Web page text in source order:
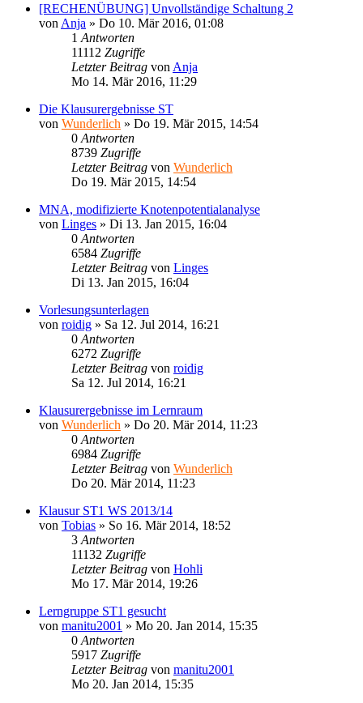
[RECHENÜBUNG] Unvollständige Schaltung 2
von Anja » Do 10. Mär 2016, 01:08
1 Antworten
11112 Zugriffe
Letzter Beitrag von Anja
Mo 14. Mär 2016, 11:29
Die Klausurergebnisse ST
von Wunderlich » Do 19. Mär 2015, 14:54
0 Antworten
8739 Zugriffe
Letzter Beitrag von Wunderlich
Do 19. Mär 2015, 14:54
MNA, modifizierte Knotenpotentialanalyse
von Linges » Di 13. Jan 2015, 16:04
0 Antworten
6584 Zugriffe
Letzter Beitrag von Linges
Di 13. Jan 2015, 16:04
Vorlesungsunterlagen
von roidig » Sa 12. Jul 2014, 16:21
0 Antworten
6272 Zugriffe
Letzter Beitrag von roidig
Sa 12. Jul 2014, 16:21
Klausurergebnisse im Lernraum
von Wunderlich » Do 20. Mär 2014, 11:23
0 Antworten
6984 Zugriffe
Letzter Beitrag von Wunderlich
Do 20. Mär 2014, 11:23
Klausur ST1 WS 2013/14
von Tobias » So 16. Mär 2014, 18:52
3 Antworten
11132 Zugriffe
Letzter Beitrag von Hohli
Mo 17. Mär 2014, 19:26
Lerngruppe ST1 gesucht
von manitu2001 » Mo 20. Jan 2014, 15:35
0 Antworten
5917 Zugriffe
Letzter Beitrag von manitu2001
Mo 20. Jan 2014, 15:35